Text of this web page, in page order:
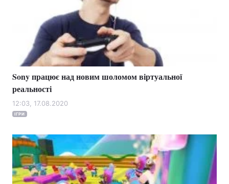
Sony працює над новим шоломом віртуальної
реальності
12:03, 17.08.2020
ІГРИ